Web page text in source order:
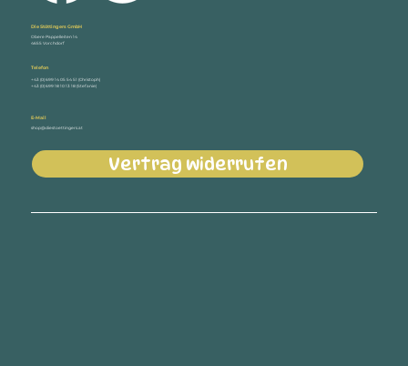
Die Stöttingers GmbH
Obere Pappelleiten 14
4655 Vorchdorf
Telefon
+43 (0) 699 14 05 54 51 (Christoph)
+43 (0) 699 18 10 13 18 (Stefanie)
E-Mail
shop@diestoettingers.at
Vertrag widerrufen